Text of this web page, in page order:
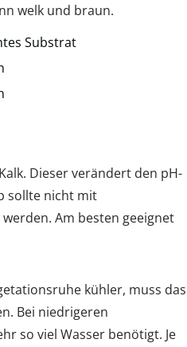
welk und braun.
Substrat
Dieser verändert den pH-
sollte nicht mit
Am besten geeignet
kühler, muss das
Bei niedrigeren
so viel Wasser benötigt. Je